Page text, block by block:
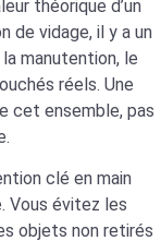
théorique d’un
de vidage, il y a un
manutention, le
réels. Une
cet ensemble, pas
clé en main
Vous évitez les
objets non retirés